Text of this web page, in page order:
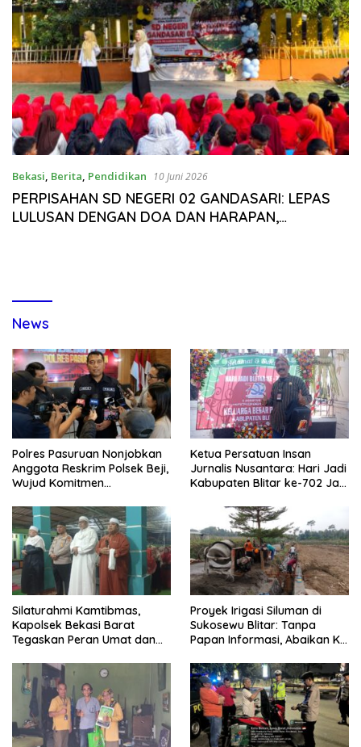
Bekasi, Berita, Pendidikan 10 Juni 2026
PERPISAHAN SD NEGERI 02 GANDASARI: LEPAS
LULUSAN DENGAN DOA DAN HARAPAN,
News
Polres Pasuruan Nonjobkan
Anggota Reskrim Polsek Beji,
Wujud Komitmen
Dugaan Penganiayaan
Ketua Persatuan Insan
Jurnalis Nusantara: Hari Jadi
Kabupaten Blitar ke-702 Jadi
Pembangunan
Silaturahmi Kamtibmas,
Kapolsek Bekasi Barat
Tegaskan Peran Umat dan
Kondusivitas Wilayah
Proyek Irigasi Siluman di
Sukosewu Blitar: Tanpa
Papan Informasi, Abaikan K3,
Tanggung Jawab